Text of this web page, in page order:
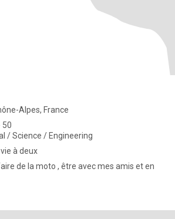
Alpes, France
50
/ Science / Engineering
à deux
de la moto , être avec mes amis et en